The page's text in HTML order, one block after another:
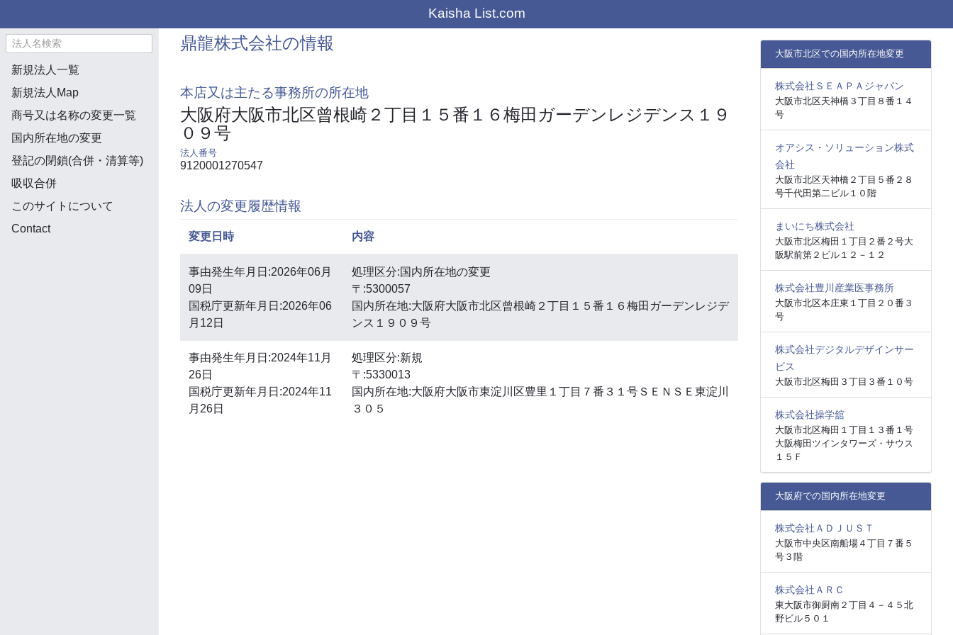
Kaisha List.com
新規法人一覧
新規法人Map
商号又は名称の変更一覧
国内所在地の変更
登記の閉鎖(合併・清算等)
吸収合併
このサイトについて
Contact
鼎龍株式会社の情報
本店又は主たる事務所の所在地
大阪府大阪市北区曾根崎２丁目１５番１６梅田ガーデンレジデンス１９
０９号
法人番号
9120001270547
法人の変更履歴情報
変更日時 内容
事由発生年月日:2026年06月
09日
国税庁更新年月日:2026年06
月12日
処理区分:国内所在地の変更
〒:5300057
国内所在地:大阪府大阪市北区曾根崎２丁目１５番１６梅田ガーデンレジデ
ンス１９０９号
事由発生年月日:2024年11月
26日
国税庁更新年月日:2024年11
月26日
処理区分:新規
〒:5330013
国内所在地:大阪府大阪市東淀川区豊里１丁目７番３１号ＳＥＮＳＥ東淀川
３０５
大阪市北区での国内所在地変更
株式会社ＳＥＡＰＡジャパン
大阪市北区天神橋３丁目８番１４
号
オアシス・ソリューション株式
会社
大阪市北区天神橋２丁目５番２８
号千代田第二ビル１０階
まいにち株式会社
大阪市北区梅田１丁目２番２号大
阪駅前第２ビル１２－１２
株式会社豊川産業医事務所
大阪市北区本庄東１丁目２０番３
号
株式会社デジタルデザインサー
ビス
大阪市北区梅田３丁目３番１０号
株式会社操学舘
大阪市北区梅田１丁目１３番１号
大阪梅田ツインタワーズ・サウス
１５Ｆ
大阪府での国内所在地変更
株式会社ＡＤＪＵＳＴ
大阪市中央区南船場４丁目７番５
号３階
株式会社ＡＲＣ
東大阪市御厨南２丁目４－４５北
野ビル５０１